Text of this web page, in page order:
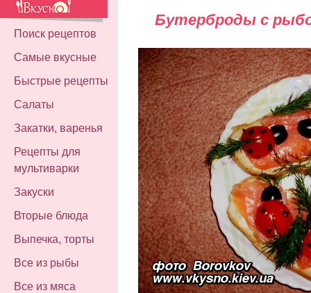
Поиск рецептов
Самые вкусные
Быстрые рецепты
Салаты
Закатки, варенья
Рецепты для
мультиварки
Закуски
Вторые блюда
Выпечка, торты
Все из рыбы
Все из мяса
Бутерброды с